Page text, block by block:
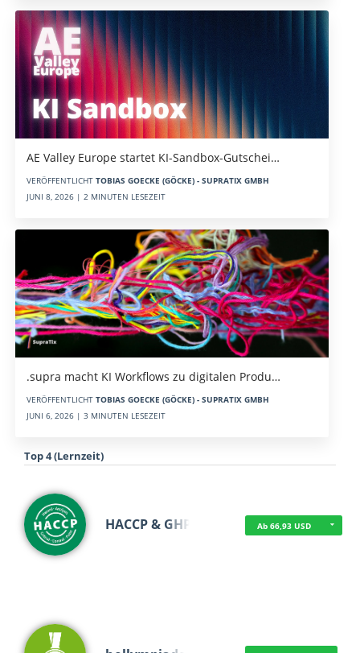
AE Valley Europe startet KI-Sandbox-Gutschei…
VERÖFFENTLICHT TOBIAS GOECKE (GÖCKE) - SUPRATIX GMBH
JUNI 8, 2026 | 2 MINUTEN LESEZEIT
.supra macht KI Workflows zu digitalen Produ…
VERÖFFENTLICHT TOBIAS GOECKE (GÖCKE) - SUPRATIX GMBH
JUNI 6, 2026 | 3 MINUTEN LESEZEIT
Top 4 (Lernzeit)
HACCP & GHP Ab 66,93 USD